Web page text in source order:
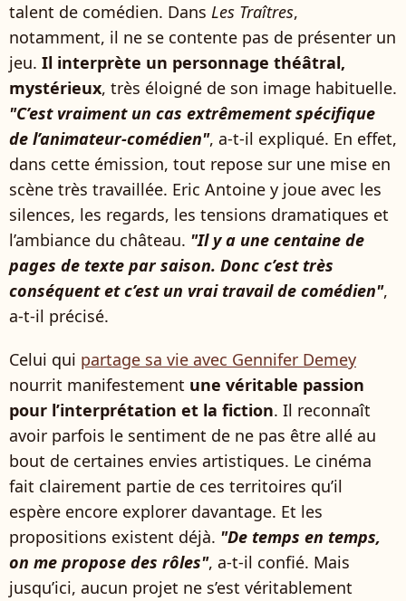
talent de comédien. Dans Les Traîtres,
notamment, il ne se contente pas de présenter un
jeu. Il interprète un personnage théâtral,
mystérieux, très éloigné de son image habituelle.
"C’est vraiment un cas extrêmement spécifique
de l’animateur-comédien", a-t-il expliqué. En effet,
dans cette émission, tout repose sur une mise en
scène très travaillée. Eric Antoine y joue avec les
silences, les regards, les tensions dramatiques et
l’ambiance du château. "Il y a une centaine de
pages de texte par saison. Donc c’est très
conséquent et c’est un vrai travail de comédien",
a-t-il précisé.
Celui qui partage sa vie avec Gennifer Demey
nourrit manifestement une véritable passion
pour l’interprétation et la fiction. Il reconnaît
avoir parfois le sentiment de ne pas être allé au
bout de certaines envies artistiques. Le cinéma
fait clairement partie de ces territoires qu’il
espère encore explorer davantage. Et les
propositions existent déjà. "De temps en temps,
on me propose des rôles", a-t-il confié. Mais
jusqu’ici, aucun projet ne s’est véritablement